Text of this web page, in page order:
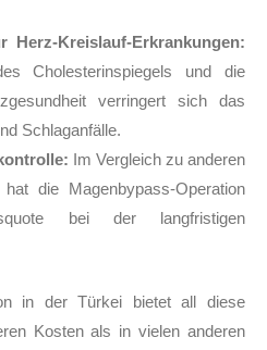
Herz-Kreislauf-Erkrankungen:
Cholesterinspiegels und die
verringert sich das
Schlaganfälle.
Im Vergleich zu anderen
die Magenbypass-Operation
bei der langfristigen
in der Türkei bietet all diese
Kosten als in vielen anderen